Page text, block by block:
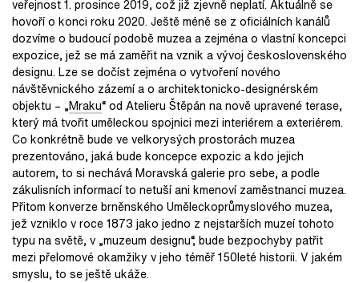
veřejnost 1. prosince 2019, což již zjevně neplatí. Aktuálně se
hovoří o konci roku 2020. Ještě méně se z oficiálních kanálů
dozvíme o budoucí podobě muzea a zejména o vlastní koncepci
expozice, jež se má zaměřit na vznik a vývoj československého
designu. Lze se dočíst zejména o vytvoření nového
návštěvnického zázemí a o architektonicko-designérském
objektu – „Mraku“ od Atelieru Štěpán na nově upravené terase,
který má tvořit uměleckou spojnici mezi interiérem a exteriérem.
Co konkrétně bude ve velkorysých prostorách muzea
prezentováno, jaká bude koncepce expozic a kdo jejich
autorem, to si nechává Moravská galerie pro sebe, a podle
zákulisních informací to netuší ani kmenoví zaměstnanci muzea.
Přitom konverze brněnského Uměleckoprůmyslového muzea,
jež vzniklo v roce 1873 jako jedno z nejstarších muzeí tohoto
typu na světě, v „muzeum designu“, bude bezpochyby patřit
mezi přelomové okamžiky v jeho téměř 150leté historii. V jakém
smyslu, to se ještě ukáže.